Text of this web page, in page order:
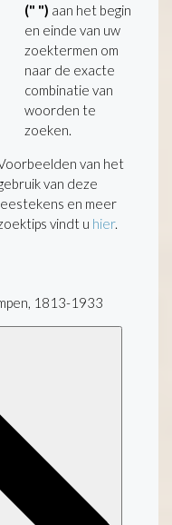
(" ") aan het begin
en einde van uw
zoektermen om
naar de exacte
combinatie van
woorden te
zoeken.
van het
van deze
en meer
vindt u hier.
1813-1933